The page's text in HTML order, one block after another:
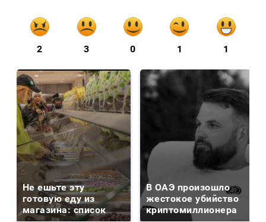
2 3 0 1 1
Не ешьте эту
готовую еду из
магазина: список
В ОАЭ произошло
жестокое убийство
криптомиллионера